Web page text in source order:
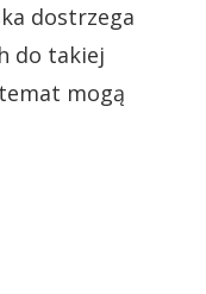
dostrzega
do takiej
mogą